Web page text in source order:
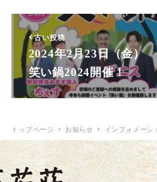
古い投稿
2024年2月23日（金）
笑い鍋2024開催！
トップページ お知らせ インフォメーシ